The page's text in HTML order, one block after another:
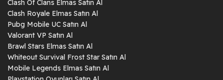
Clash Of Clans Elmas Satın Al
Clash Royale Elmas Satın Al
Pubg Mobile UC Satın Al
Valorant VP Satın Al
Brawl Stars Elmas Satın Al
Whiteout Survival Frost Star Satın Al
Mobile Legends Elmas Satın Al